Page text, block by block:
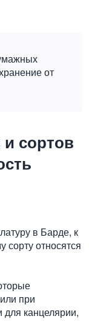
от
сортов
в Барде, к
сорту относятся
при
для канцелярии,